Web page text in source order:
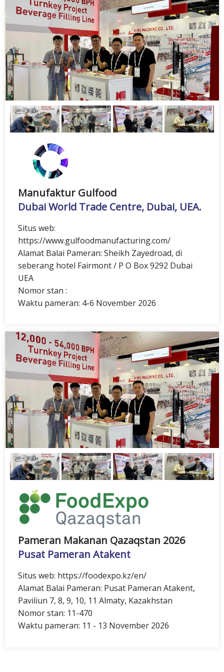
Manufaktur Gulfood
Dubai World Trade Centre, Dubai, UEA.
Situs web:
https://www.gulfoodmanufacturing.com/
Alamat Balai Pameran: Sheikh Zayedroad, di
seberang hotel Fairmont / P O Box 9292 Dubai
UEA
Nomor stan :
Waktu pameran: 4-6 November 2026
Pameran Makanan Qazaqstan 2026
Pusat Pameran Atakent
Situs web: https://foodexpo.kz/en/
Alamat Balai Pameran: Pusat Pameran Atakent,
Paviliun 7, 8, 9, 10, 11 Almaty, Kazakhstan
Nomor stan: 11-470
Waktu pameran: 11 - 13 November 2026